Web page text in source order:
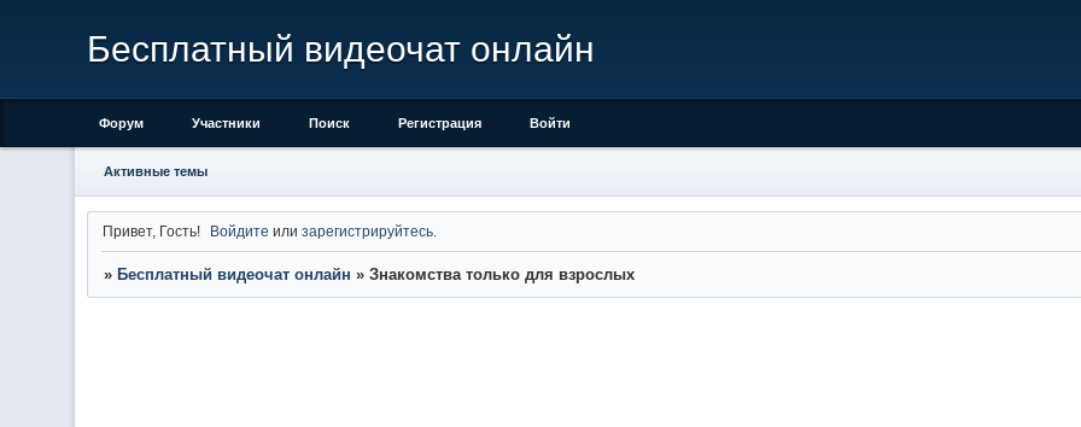
Бесплатный видеочат онлайн
Форум Участники Поиск Регистрация Войти
Активные темы
Привет, Гость! Войдите илизарегистрируйтесь
» Бесплатный видеочат онлайн » Знакомства только для взрослых